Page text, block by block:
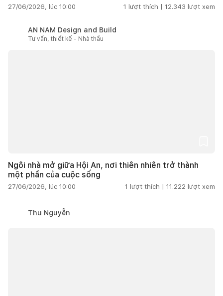
27/06/2026, lúc 10:00 1 lượt thích | 12.343 lượt xem
AN NAM Design and Build
Tư vấn, thiết kế - Nhà thầu
Ngôi nhà mở giữa Hội An, nơi thiên nhiên trở thành
một phần của cuộc sống
27/06/2026, lúc 10:00 1 lượt thích | 11.222 lượt xem
Thu Nguyễn